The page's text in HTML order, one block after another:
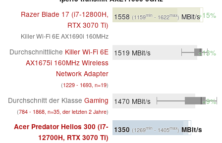
Razer Blade 17 (i7-12800H,
RTX 3070 Ti)
Killer Wi-Fi 6E AX1690i 160MHz
1558 (1159min - 1622max)MBit/s+15%
Durchschnittliche Killer Wi-Fi 6E
AX1675i 160MHz Wireless
Network Adapter
(1229 - 1693, n=19)
1519 MBit/s +13%
Durchschnitt der Klasse Gaming
(784 - 1868, n=35, der letzten 2 Jahre)
1470 MBit/s +9%
Acer Predator Helios 300 (i7-
12700H, RTX 3070 Ti)
1350 (1269min - 1405max) MBit/s